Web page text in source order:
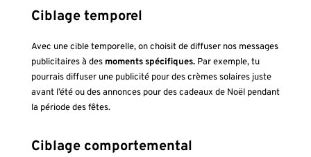
Ciblage temporel
Avec une cible temporelle, on choisit de diffuser nos messages
publicitaires à des moments spécifiques. Par exemple, tu
pourrais diffuser une publicité pour des crèmes solaires juste
avant l’été ou des annonces pour des cadeaux de Noël pendant
la période des fêtes.
Ciblage comportemental